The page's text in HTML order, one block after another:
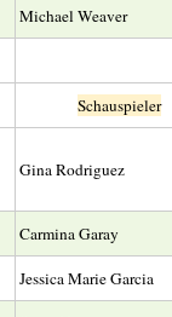
Michael Weaver
Schauspieler
Gina Rodriguez
Carmina Garay
Jessica Marie Garcia